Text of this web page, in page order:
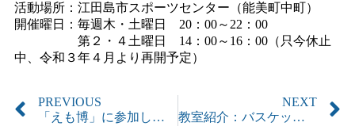
活動場所：江田島市スポーツセンター（能美町中町）
開催曜日：毎週木・土曜日 20：00～22：00
第２・４土曜日 14：00～16：00（只今休止
中、令和３年４月より再開予定）
PREVIOUS
「えも博」に参加しました！
NEXT
教室紹介：バスケットボール